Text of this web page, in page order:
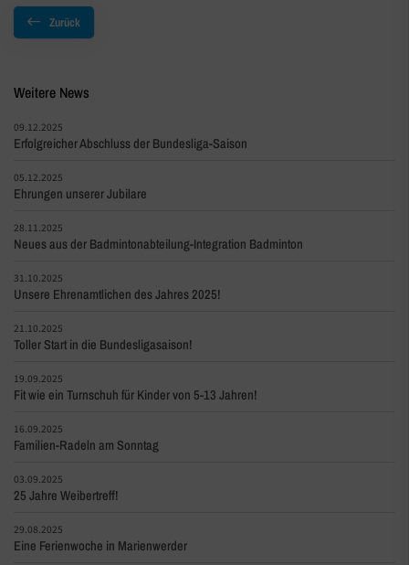
Zurück
Weitere News
09.12.2025
Erfolgreicher Abschluss der Bundesliga-Saison
05.12.2025
Ehrungen unserer Jubilare
28.11.2025
Neues aus der Badmintonabteilung-Integration Badminton
31.10.2025
Unsere Ehrenamtlichen des Jahres 2025!
21.10.2025
Toller Start in die Bundesligasaison!
19.09.2025
Fit wie ein Turnschuh für Kinder von 5-13 Jahren!
16.09.2025
Familien-Radeln am Sonntag
03.09.2025
25 Jahre Weibertreff!
29.08.2025
Eine Ferienwoche in Marienwerder